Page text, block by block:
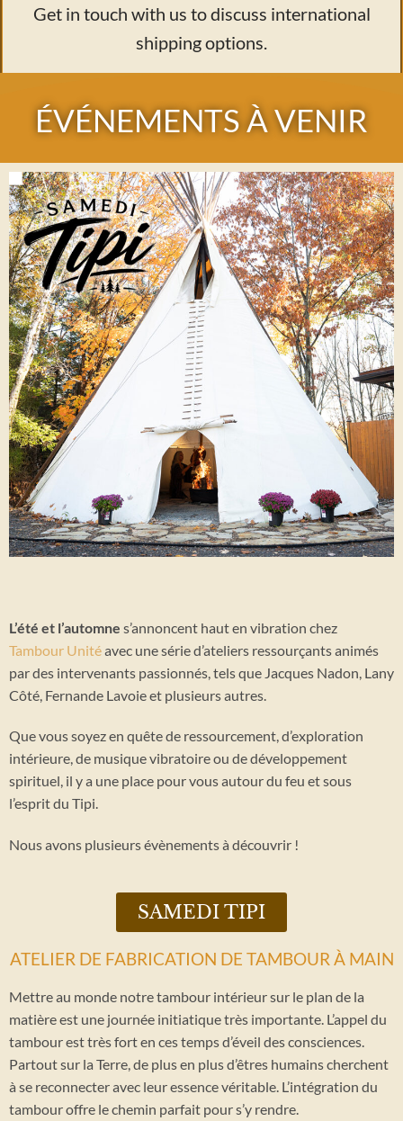
Get in touch with us to discuss international
shipping options.
ÉVÉNEMENTS À VENIR
L’été et l’automne s’annoncent haut en vibration chez
Tambour Unitéavec une série d’ateliers ressourçants animés
par des intervenants passionnés, tels que Jacques Nadon, Lany
Côté, Fernande Lavoie et plusieurs autres.
Que vous soyez en quête de ressourcement, d’exploration
intérieure, de musique vibratoire ou de développement
spirituel, il y a une place pour vous autour du feu et sous
l’esprit du Tipi.
Nous avons plusieurs évènements à découvrir !
SAMEDI TIPI
ATELIER DE FABRICATION DE TAMBOUR À MAIN
Mettre au monde notre tambour intérieur sur le plan de la
matière est une journée initiatique très importante. L’appel du
tambour est très fort en ces temps d’éveil des consciences.
Partout sur la Terre, de plus en plus d’êtres humains cherchent
à se reconnecter avec leur essence véritable. L’intégration du
tambour offre le chemin parfait pour s’y rendre.